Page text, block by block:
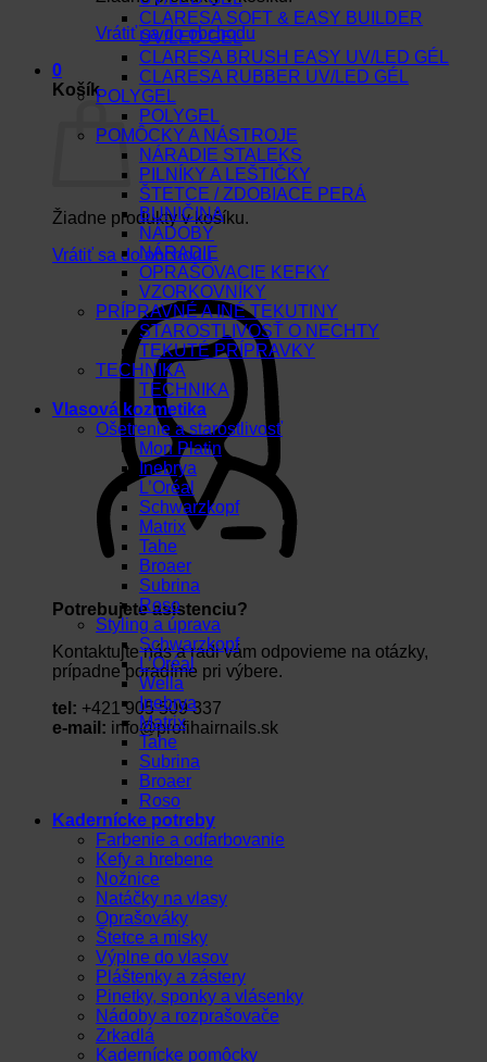
Vrátiť sa do obchodu
0
Košík
Žiadne produkty v košíku.
Vrátiť sa do obchodu
Potrebujete asistenciu?
Kontaktujte nás a radi vám odpovieme na otázky,
prípadne poradíme pri výbere.
tel: +421 905 509 337
e-mail: info@profihairnails.sk
CLARESA SOFT & EASY BUILDER
UV/LED GEL
CLARESA BRUSH EASY UV/LED GÉL
CLARESA RUBBER UV/LED GÉL
POLYGEL
POLYGEL
POMÔCKY A NÁSTROJE
NÁRADIE STALEKS
PILNÍKY A LEŠTIČKY
ŠTETCE / ZDOBIACE PERÁ
BUNIČINA
NÁDOBY
NÁRADIE
OPRAŠOVACIE KEFKY
VZORKOVNÍKY
PRÍPRAVNÉ A INÉ TEKUTINY
STAROSTLIVOSŤ O NECHTY
TEKUTÉ PRÍPRAVKY
TECHNIKA
TECHNIKA
Vlasová kozmetika
Ošetrenie a starostlivosť
Mon Platin
Inebrya
L’Oréal
Schwarzkopf
Matrix
Tahe
Broaer
Subrina
Roso
Styling a úprava
Schwarzkopf
L’Oréal
Wella
Inebrya
Matrix
Tahe
Subrina
Broaer
Roso
Kadernícke potreby
Farbenie a odfarbovanie
Kefy a hrebene
Nožnice
Natáčky na vlasy
Oprašováky
Štetce a misky
Výplne do vlasov
Pláštenky a zástery
Pinetky, sponky a vlásenky
Nádoby a rozprašovače
Zrkadlá
Kadernícke pomôcky